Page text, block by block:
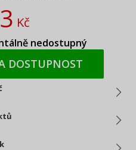
Kč
nedostupný
DOSTUPNOST